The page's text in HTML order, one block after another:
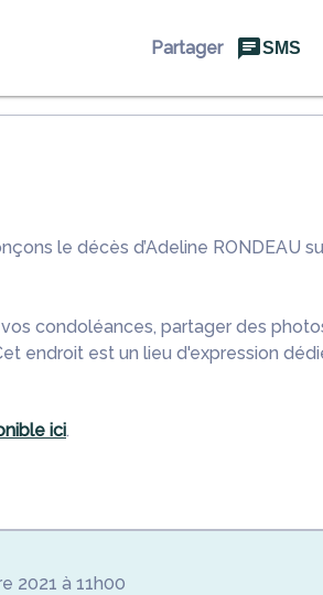
Partager SMS
le décès d’Adeline RONDEAU
condoléances, partager des
endroit est un lieu d'expression
ici.
2021 à 11h00